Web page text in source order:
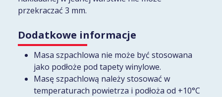
przekraczać 3 mm.
Dodatkowe informacje
Masa szpachlowa nie może być stosowana
jako podłoże pod tapety winylowe.
Masę szpachlową należy stosować w
temperaturach powietrza i podłoża od +10°C